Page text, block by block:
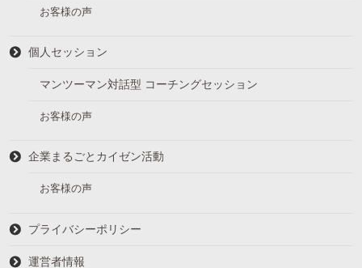
お客様の声
個人セッション
マンツーマン対話型 コーチングセッション
お客様の声
企業まるごとカイゼン活動
お客様の声
プライバシーポリシー
運営者情報